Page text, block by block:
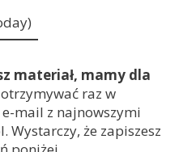
materiał, mamy dla
raz w
mail z najnowszymi
że zapiszesz